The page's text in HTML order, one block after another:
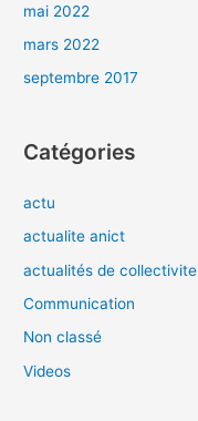
mai 2022
mars 2022
septembre 2017
Catégories
actu
actualite anict
actualités de collectivite
Communication
Non classé
Videos